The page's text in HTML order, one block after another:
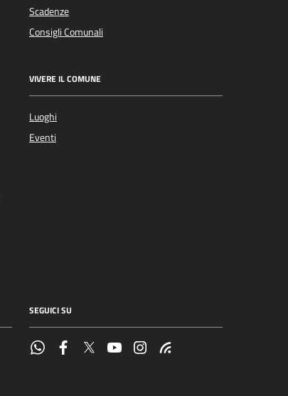
Scadenze
Consigli Comunali
VIVERE IL COMUNE
Luoghi
Eventi
SEGUICI SU